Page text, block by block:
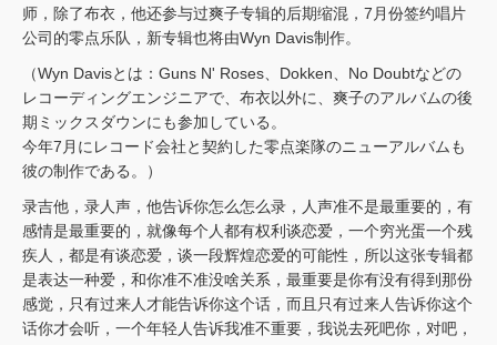
师，除了布衣，他还参与过爽子专辑的后期缩混，7月份签约唱片
公司的零点乐队，新专辑也将由Wyn Davis制作。
（Wyn Davisとは：Guns N' Roses、Dokken、No Doubtなどの
レコーディングエンジニアで、布衣以外に、爽子のアルバムの後
期ミックスダウンにも参加している。
今年7月にレコード会社と契約した零点楽隊のニューアルバムも
彼の制作である。）
录吉他，录人声，他告诉你怎么怎么录，人声准不是最重要的，有
感情是最重要的，就像每个人都有权利谈恋爱，一个穷光蛋一个残
疾人，都是有谈恋爱，谈一段辉煌恋爱的可能性，所以这张专辑都
是表达一种爱，和你准不准没啥关系，最重要是你有没有得到那份
感觉，只有过来人才能告诉你这个话，而且只有过来人告诉你这个
话你才会听，一个年轻人告诉我准不重要，我说去死吧你，对吧，